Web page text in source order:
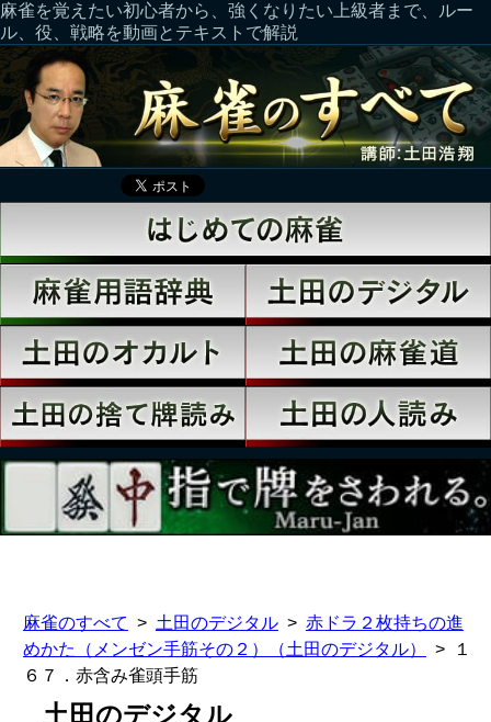
麻雀を覚えたい初心者から、強くなりたい上級者まで、ルー
ル、役、戦略を動画とテキストで解説
麻雀のすべて 土田のデジタル
赤ドラ２枚持ちの進
めかた（メンゼン手筋その２）（土田のデジタル）
１
６７．赤含み雀頭手筋
土田のデジタル